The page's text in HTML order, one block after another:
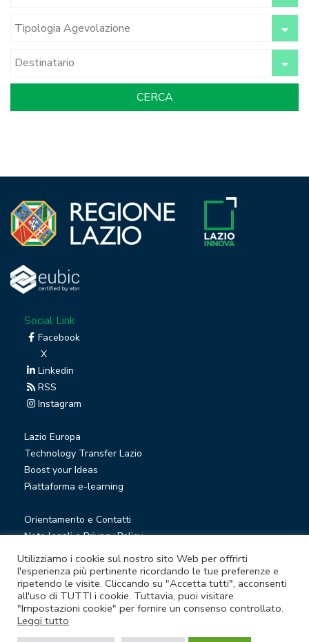
Social Link
Facebook
X
Linkedin
RSS
Instagram
Lazio Europa
Technology Transfer Lazio
Boost your Ideas
Piattaforma e-learning
Orientamento e Contatti
Note legali e Privacy Policy
Privacy Newsletter
Società trasparente
Whistleblowing
© Lazio Innova S.p.A. società soggetta a direzione e
Utilizziamo i cookie sul nostro sito Web per offrirti
l'esperienza più pertinente ricordando le tue preferenze e
ripetendo le visite. Cliccando su "Accetta tutti", acconsenti
all'uso di TUTTI i cookie. Tuttavia, puoi visitare
"Impostazioni cookie" per fornire un consenso controllato.
Leggi tutto